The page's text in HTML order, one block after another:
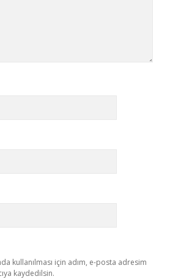
kullanılması için adım, e-posta adresim
kaydedilsin.